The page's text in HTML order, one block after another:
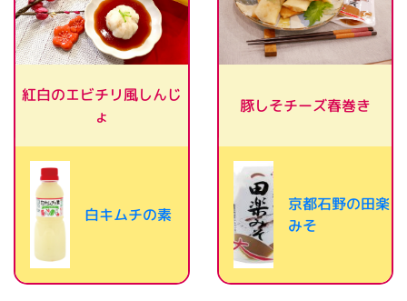
紅白のエビチリ風しんじ
ょ
白キムチの素
豚しそチーズ春巻き
京都石野の田楽
みそ